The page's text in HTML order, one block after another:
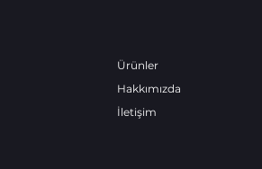
Ürünler
Hakkımızda
İletişim